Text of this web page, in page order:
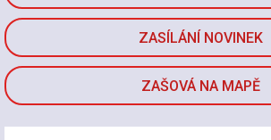
ZASÍLÁNÍ NOVINEK
ZAŠOVÁ NA MAPĚ